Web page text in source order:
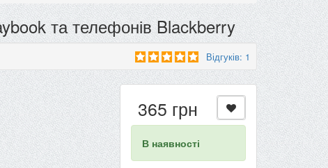
та телефонів Blackberry
Відгуків: 1
365 грн
В наявності